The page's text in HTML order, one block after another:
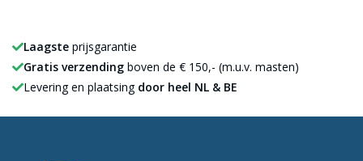
Laagste prijsgarantie
Gratis verzending boven de € 150,- (m.u.v. masten)
Levering en plaatsing door heel NL & BE